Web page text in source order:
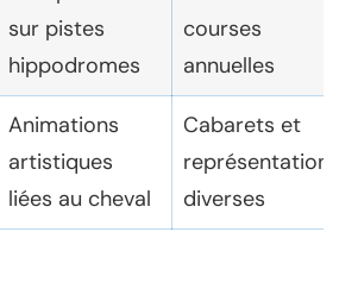
sur pistes
hippodromes
courses
annuelles
Animations
artistiques
liées au cheval
Cabarets et
représentations
diverses